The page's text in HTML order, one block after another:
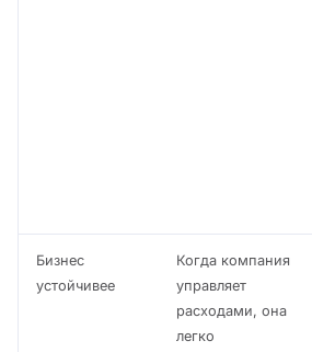
Бизнес
устойчивее
Когда компания
управляет
расходами, она
легко